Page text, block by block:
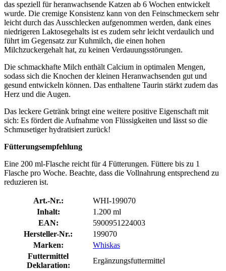
das speziell für heranwachsende Katzen ab 6 Wochen entwickelt
wurde. Die cremige Konsistenz kann von den Feinschmeckern sehr
leicht durch das Ausschlecken aufgenommen werden, dank eines
niedrigeren Laktosegehalts ist es zudem sehr leicht verdaulich und
führt im Gegensatz zur Kuhmilch, die einen hohen
Milchzuckergehalt hat, zu keinen Verdauungsstörungen.
Die schmackhafte Milch enthält Calcium in optimalen Mengen,
sodass sich die Knochen der kleinen Heranwachsenden gut und
gesund entwickeln können. Das enthaltene Taurin stärkt zudem das
Herz und die Augen.
Das leckere Getränk bringt eine weitere positive Eigenschaft mit
sich: Es fördert die Aufnahme von Flüssigkeiten und lässt so die
Schmusetiger hydratisiert zurück!
Fütterungsempfehlung
Eine 200 ml-Flasche reicht für 4 Fütterungen. Füttere bis zu 1
Flasche pro Woche. Beachte, dass die Vollnahrung entsprechend zu
reduzieren ist.
Art.-Nr.:
WHI-199070
Inhalt:
1.200 ml
EAN:
5900951224003
Hersteller-Nr.:
199070
Marken:
Whiskas
Futtermittel
Deklaration:
Ergänzungsfuttermittel